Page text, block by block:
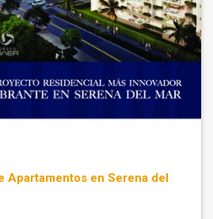
Apartamentos en Serena del